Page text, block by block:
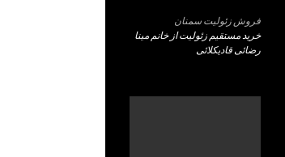
فروش زئولیت سمنان
خرید مستقیم زئولیت از خانم مینا
رضائی قادیکلائی